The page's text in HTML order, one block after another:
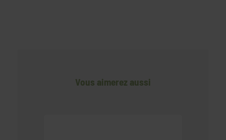
Vous aimerez aussi